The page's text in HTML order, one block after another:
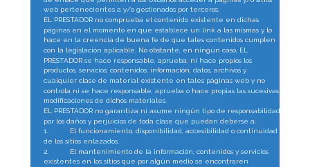
web pertenecientes a y/o gestionados por terceros.
EL PRESTADOR no comprueba el contenido existente en dichas
páginas en el momento en que establece un link a las mismas y lo
hace en la creencia de buena fe de que tales contenidos cumplen
con la legislación aplicable. No obstante, en ningún caso, EL
PRESTADOR se hace responsable, aprueba, ni hace propios los
productos, servicios, contenidos, información, datos, archivos y
cualquier clase de material existente en tales páginas web y no
controla ni se hace responsable, aprueba o hace propias las sucesivas
modificaciones de dichos materiales.
EL PRESTADOR no garantiza ni asume ningún tipo de responsabilidad
por los daños y perjuicios de toda clase que puedan deberse a:
1.
El funcionamiento, disponibilidad, accesibilidad o continuidad
de los sitios enlazados.
2.
El mantenimiento de la información, contenidos y servicios
existentes en los sitios que por algún medio se encontraren